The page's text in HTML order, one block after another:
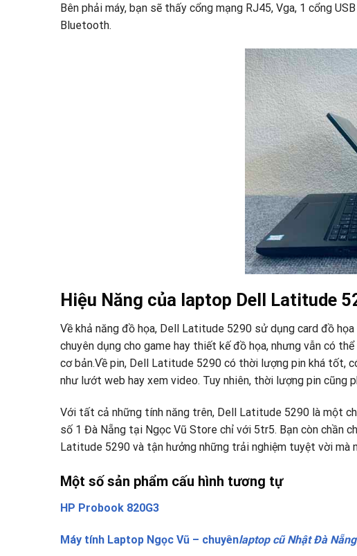
Bên phải máy, bạn sẽ thấy cổng mạng RJ45, Vga, 1 cổng
Bluetooth.
Hiệu Năng của laptop Dell Latitude
Về khả năng đồ họa, Dell Latitude 5290 sử dụng card đồ
chuyên dụng cho game hay thiết kế đồ họa, nhưng vẫn có
cơ bản.Về pin, Dell Latitude 5290 có thời lượng pin khá tốt,
như lướt web hay xem video. Tuy nhiên, thời lượng pin cũng
Với tất cả những tính năng trên, Dell Latitude 5290 là một
số 1 Đà Nẵng tại Ngọc Vũ Store chỉ với 5tr5. Bạn còn chần
Latitude 5290 và tận hưởng những trải nghiệm tuyệt vời mà
Một số sản phẩm cấu hình tương tự
HP Probook 820G3
Máy tính Laptop Ngọc Vũ – chuyênlaptop cũ Nhật Đà Nẵng